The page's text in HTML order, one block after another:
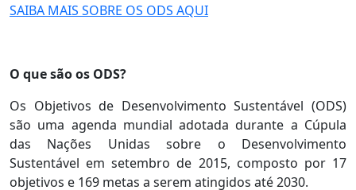
SAIBA MAIS SOBRE OS ODS AQUI
O que são os ODS?
Os Objetivos de Desenvolvimento Sustentável (ODS)
são uma agenda mundial adotada durante a Cúpula
das Nações Unidas sobre o Desenvolvimento
Sustentável em setembro de 2015, composto por 17
objetivos e 169 metas a serem atingidos até 2030.